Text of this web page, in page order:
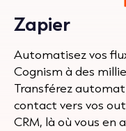
Zapier
Automatisez vos
Cognism à des
Transférez
contact vers vos
CRM, là où vous en